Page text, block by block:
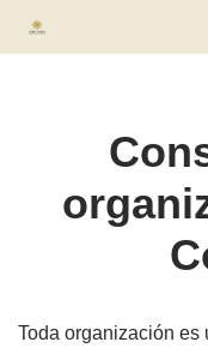
Toda organización es